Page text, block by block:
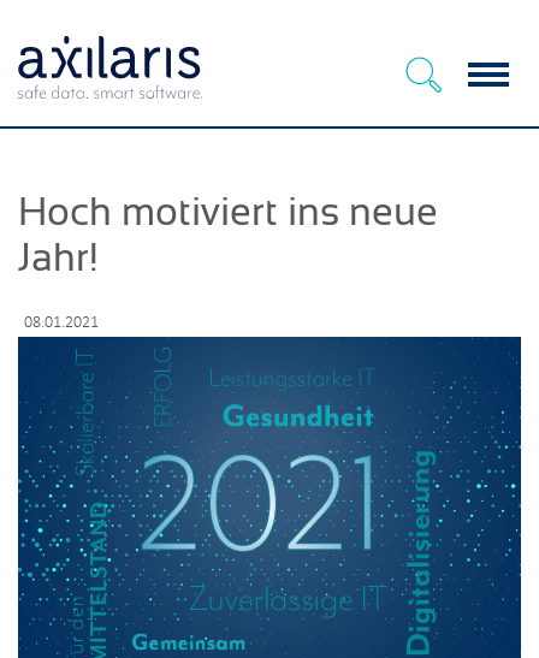
Menu
Hoch motiviert ins neue
Jahr!
08.01.2021